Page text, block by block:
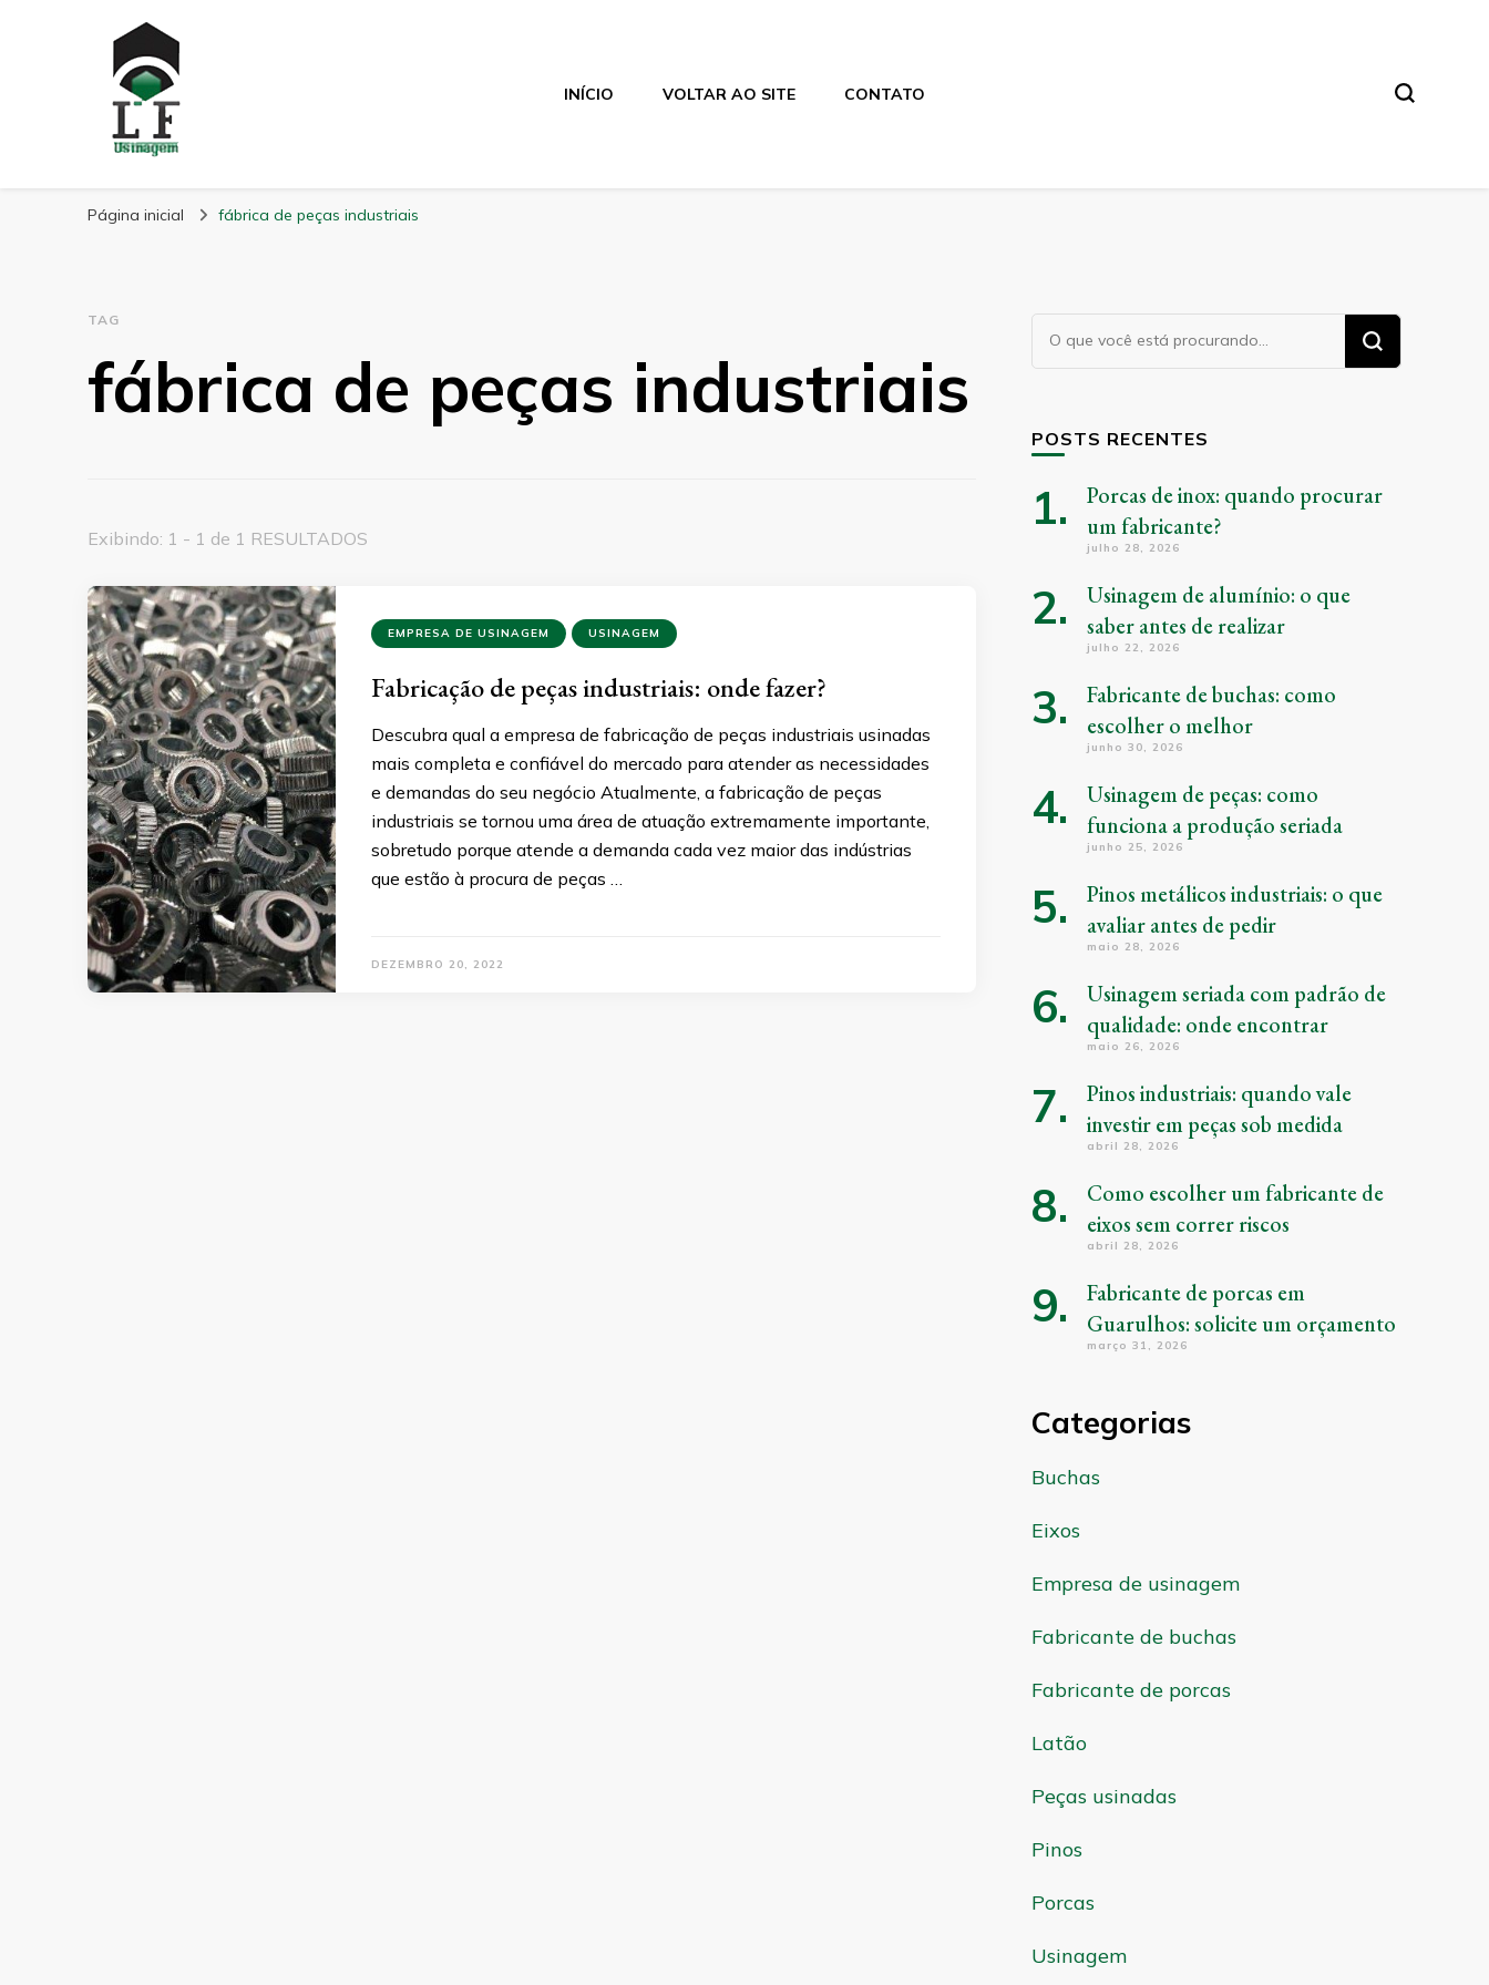
LF Usinagem
INÍCIO VOLTAR AO SITE CONTATO
Página inicial fábrica de peças industriais
TAG
fábrica de peças industriais
Exibindo: 1 - 1 de 1 RESULTADOS
EMPRESA DE USINAGEM USINAGEM
Fabricação de peças industriais: onde fazer?
Descubra qual a empresa de fabricação de peças industriais usinadas
mais completa e confiável do mercado para atender as necessidades
e demandas do seu negócio Atualmente, a fabricação de peças
industriais se tornou uma área de atuação extremamente importante,
sobretudo porque atende a demanda cada vez maior das indústrias
que estão à procura de peças …
DEZEMBRO 20, 2022
Procurando
algo?
POSTS RECENTES
Porcas de inox: quando procurar
um fabricante?
julho 28, 2026
Usinagem de alumínio: o que
saber antes de realizar
julho 22, 2026
Fabricante de buchas: como
escolher o melhor
junho 30, 2026
Usinagem de peças: como
funciona a produção seriada
junho 25, 2026
Pinos metálicos industriais: o que
avaliar antes de pedir
maio 28, 2026
Usinagem seriada com padrão de
qualidade: onde encontrar
maio 26, 2026
Pinos industriais: quando vale
investir em peças sob medida
abril 28, 2026
Como escolher um fabricante de
eixos sem correr riscos
abril 28, 2026
Fabricante de porcas em
Guarulhos: solicite um orçamento
março 31, 2026
Categorias
Buchas
Eixos
Empresa de usinagem
Fabricante de buchas
Fabricante de porcas
Latão
Peças usinadas
Pinos
Porcas
Usinagem